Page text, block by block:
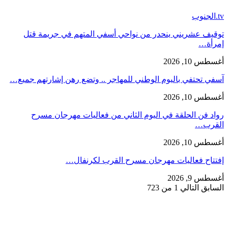
tv.الجنوب
توقيف عشريني ينحدر من نواحي أسفي المتهم في جريمة قتل
إمرأة…
أغسطس 10, 2026
آسفي تحتفي باليوم الوطني للمهاجر .. وتضع رهن إشارتهم جميع…
أغسطس 10, 2026
رواد فن الحلقة في اليوم الثاني من فعاليات مهرجان مسرح
القرب…
أغسطس 10, 2026
إفتتاح فعاليات مهرجان مسرح القرب لكرنفال…
أغسطس 9, 2026
السابق التالي 1 من 723